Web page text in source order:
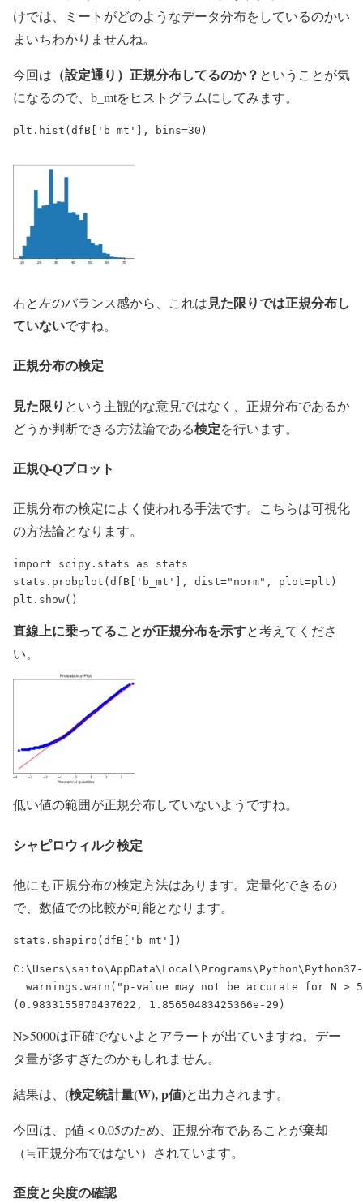
けでは、ミートがどのようなデータ分布をしているのかい
まいちわかりませんね。
今回は （設定通り）正規分布してるのか？ ということが気
になるので、b_mtをヒストグラムにしてみます。
右と左のバランス感から、これは見た限りでは正規分布し
ていないですね。
正規分布の検定
見た限り という主観的な意見ではなく、正規分布であるか
どうか判断できる方法論である検定を行います。
正規Q-Qプロット
正規分布の検定によく使われる手法です。こちらは可視化
の方法論となります。
import scipy.stats as stats
stats.probplot(dfB['b_mt'], dist="norm", plot=plt)
直線上に乗ってることが正規分布を示すと考えてくださ
い。
低い値の範囲が正規分布していないようですね。
シャピロウィルク検定
他にも正規分布の検定方法はあります。定量化できるの
で、数値での比較が可能となります。
warnings.warn("p-value may not be accurate for N >
N>5000は正確でないよとアラートが出ていますね。デー
タ量が多すぎたのかもしれません。
結果は、 (検定統計量(W), p値)と出力されます。
今回は、p値 < 0.05のため、正規分布であることが棄却
（≒正規分布ではない）されています。
歪度と尖度の確認